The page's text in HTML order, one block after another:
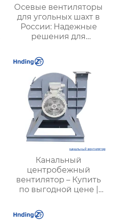
Осевые вентиляторы
для угольных шахт в
России: Надежные
решения для
вентиляции и
безопасности
Канальный
центробежный
вентилятор – Купить
по выгодной цене |
характеристики